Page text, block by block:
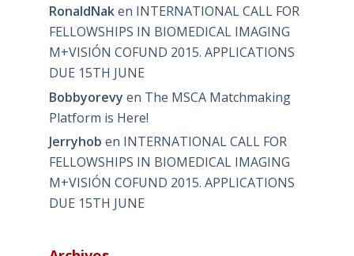
RonaldNaken INTERNATIONAL CALL FOR
FELLOWSHIPS IN BIOMEDICAL IMAGING
M+VISIÓN COFUND 2015. APPLICATIONS
DUE 15TH JUNE
Bobbyorevy en The MSCA Matchmaking
Platform is Here!
Jerryhob en INTERNATIONAL CALL FOR
FELLOWSHIPS IN BIOMEDICAL IMAGING
M+VISIÓN COFUND 2015. APPLICATIONS
DUE 15TH JUNE